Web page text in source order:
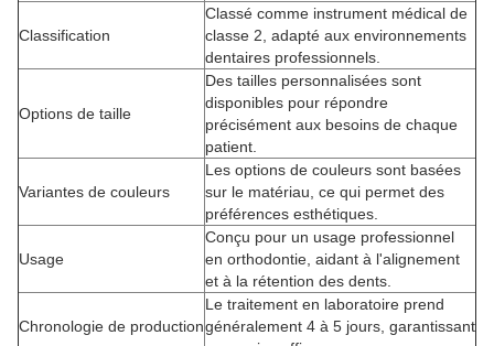
Classification
Classé comme instrument médical de
classe 2, adapté aux environnements
dentaires professionnels.
Options de taille
Des tailles personnalisées sont
disponibles pour répondre
précisément aux besoins de chaque
patient.
Variantes de couleurs
Les options de couleurs sont basées
sur le matériau, ce qui permet des
préférences esthétiques.
Usage
Conçu pour un usage professionnel
en orthodontie, aidant à l'alignement
et à la rétention des dents.
Chronologie de production
Le traitement en laboratoire prend
généralement 4 à 5 jours, garantissant